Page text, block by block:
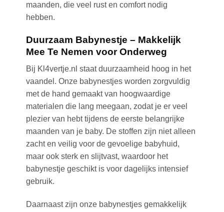
maanden, die veel rust en comfort nodig
hebben.
Duurzaam Babynestje – Makkelijk
Mee Te Nemen voor Onderweg
Bij Kl4vertje.nl staat duurzaamheid hoog in het
vaandel. Onze babynestjes worden zorgvuldig
met de hand gemaakt van hoogwaardige
materialen die lang meegaan, zodat je er veel
plezier van hebt tijdens de eerste belangrijke
maanden van je baby. De stoffen zijn niet alleen
zacht en veilig voor de gevoelige babyhuid,
maar ook sterk en slijtvast, waardoor het
babynestje geschikt is voor dagelijks intensief
gebruik.
Daarnaast zijn onze babynestjes gemakkelijk